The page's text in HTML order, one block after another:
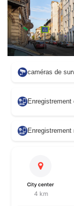
caméras de
Enregistrement
Enregistrement
City center
4 km